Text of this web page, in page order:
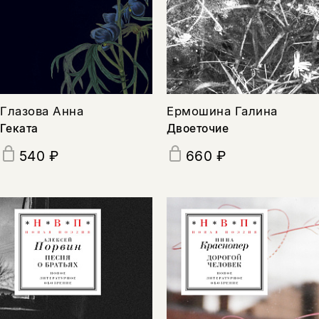
Глазова Анна
Геката
540 ₽
Ермошина Галина
Двоеточие
660 ₽